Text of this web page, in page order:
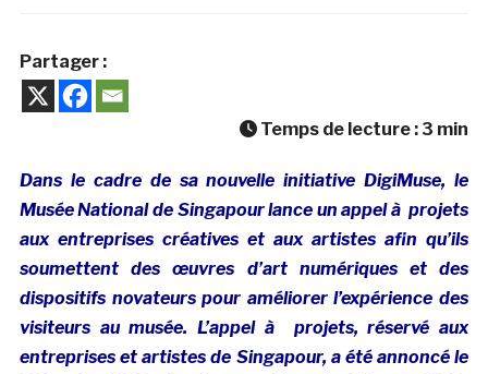
Partager :
Temps de lecture : 3 min
Dans le cadre de sa nouvelle initiative DigiMuse, le
Musée National de Singapour lance un appel à projets
aux entreprises créatives et aux artistes afin qu’ils
soumettent des œuvres d’art numériques et des
dispositifs novateurs pour améliorer l’expérience des
visiteurs au musée. L’appel à projets, réservé aux
entreprises et artistes de Singapour, a été annoncé le